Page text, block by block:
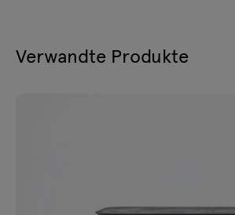
Verwandte Produkte